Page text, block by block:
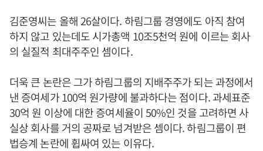
김준영씨는 올해 26살이다. 하림그룹 경영에도 아직 참여
하지 않고 있는데도 시가총액 10조5천억 원에 이르는 회사
의 실질적 최대주주인 셈이다.
더욱 큰 논란은 그가 하림그룹의 지배주주가 되는 과정에서
낸 증여세가 100억 원가량에 불과하다는 점이다. 과세표준
30억 원 이상에 대한 증여세율이 50%인 것을 고려하면 사
실상 회사를 거의 공짜로 넘겨받은 셈이다. 하림그룹이 편
법승계 논란에 휩싸여 있는 이유다.